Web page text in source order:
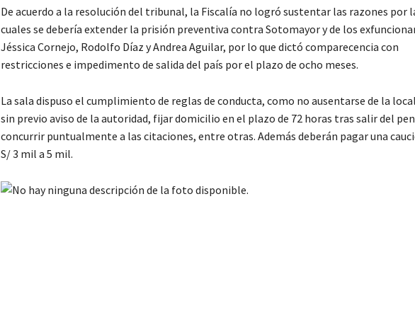
De acuerdo a la resolución del tribunal, la Fiscalía no logró sustentar las razones por
cuales se debería extender la prisión preventiva contra Sotomayor y de los
Jéssica Cornejo, Rodolfo Díaz y Andrea Aguilar, por lo que dictó comparecencia con
restricciones e impedimento de salida del país por el plazo de ocho meses.
La sala dispuso el cumplimiento de reglas de conducta, como no ausentarse de la
sin previo aviso de la autoridad, fijar domicilio en el plazo de 72 horas tras salir del
concurrir puntualmente a las citaciones, entre otras. Además deberán pagar una
S/ 3 mil a 5 mil.